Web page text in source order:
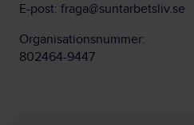
E-post: fraga@suntarbetsliv.se
Organisationsnummer:
802464-9447